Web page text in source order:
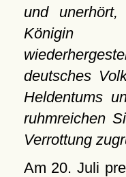
und
Königin
deutsches
Heldentums
ruhmreichen
Verrottung
Am 20. Juli